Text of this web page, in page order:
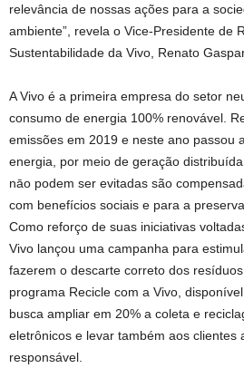
relevância de nossas ações para a
ambiente”, revela o Vice-Presidente de
Sustentabilidade da Vivo, Renato
A Vivo é a primeira empresa do setor
consumo de energia 100% renovável.
emissões em 2019 e neste ano passou
energia, por meio de geração
nāo podem ser evitadas são
com benefícios sociais e para a
Como reforço de suas iniciativas
Vivo lançou uma campanha para
fazerem o descarte correto dos
programa Recicle com a Vivo,
busca ampliar em 20% a coleta e
eletrônicos e levar também aos clientes
responsável.